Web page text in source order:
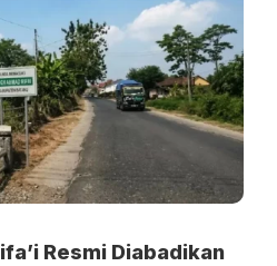
Resmi Diabadikan